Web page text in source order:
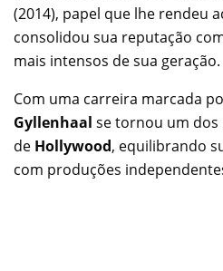
(2014), papel que lhe rendeu
consolidou sua reputação
mais intensos de sua geração.
Com uma carreira marcada
Gyllenhaal se tornou um dos
de Hollywood, equilibrando
com produções